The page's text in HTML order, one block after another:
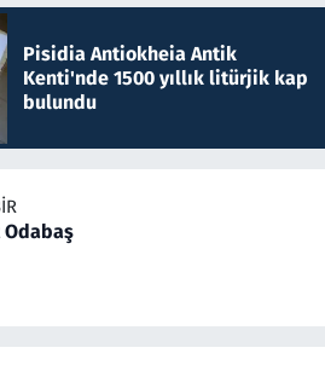
Pisidia Antiokheia Antik
Kenti'nde 1500 yıllık litürjik kap
bulundu
Odabaş